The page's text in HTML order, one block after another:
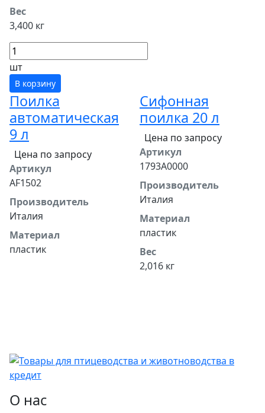
Вес
3,400 кг
шт
В корзину
Поилка
автоматическая
9 л
Цена по запросу
Артикул
AF1502
Производитель
Италия
Материал
пластик
Сифонная
поилка 20 л
Цена по запросу
Артикул
1793A0000
Производитель
Италия
Материал
пластик
Вес
2,016 кг
О нас